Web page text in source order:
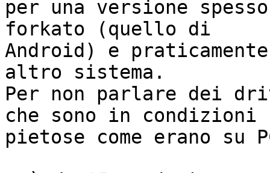
per una versione
forkato (quello di
Android) e
altro sistema.
Per non parlare dei
che sono in condizioni
pietose come erano